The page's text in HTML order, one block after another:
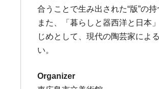
合うことで生み出された“版”の
また、「暮らしと器西洋と日本
じめとして、現代の陶芸家によ
い。
Organizer